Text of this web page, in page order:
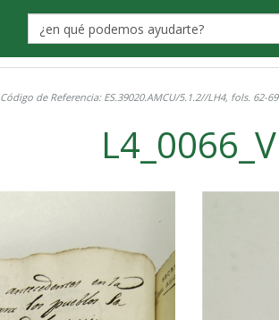
Código de Referencia: ES.39020.AMCU/5.1.2//LH4, fols. 62-69
L4_0066_V